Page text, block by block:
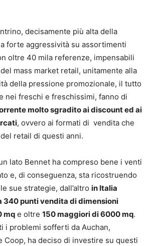
decisamente più alta della
forte aggressività su assortimenti
oltre 40 mila referenze, impensabili
mass market retail, unitamente alla
della pressione promozionale, il tutto
nei freschi e freschissimi, fanno di
molto sgradito ai discount ed ai
, ovvero ai formati di vendita che
retail di questi anni.
lato Bennet ha compreso bene i venti
e, di conseguenza, sta ricostruendo
sue strategie, dall’altro in Italia
340 punti vendita di dimensioni
mq e oltre 150 maggiori di 6000 mq.
i problemi sofferti da Auchan,
Coop, ha deciso di investire su questi